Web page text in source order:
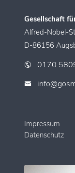
Gesellschaft
Alfred-Nobel-
D-86156
0170
Impressum
Datenschutz